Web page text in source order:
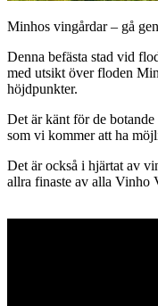
Minhos vingårdar – gå
Denna befästa stad vid
med utsikt över floden
höjdpunkter.
Det är känt för de botande
som vi kommer att ha
Det är också i hjärtat av
allra finaste av alla Vinho